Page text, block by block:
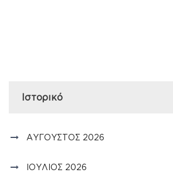
Ιστορικό
ΑΎΓΟΥΣΤΟΣ 2026
ΙΟΎΛΙΟΣ 2026